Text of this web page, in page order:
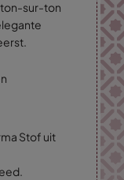
ton-sur-ton
Stof uit